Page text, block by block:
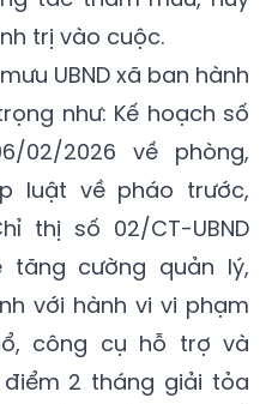
trị vào cuộc.
UBND xã ban hành
như: Kế hoạch số
02/2026 về phòng,
luật về pháo trước,
thị số 02/CT-UBND
tăng cường quản lý,
với hành vi vi phạm
công cụ hỗ trợ và
2 tháng giải tỏa